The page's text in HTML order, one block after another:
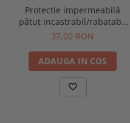
Protectie impermeabilă
pătuț incastrabil/rabatabil
140x60 cm
37,00 RON
ADAUGA IN COS